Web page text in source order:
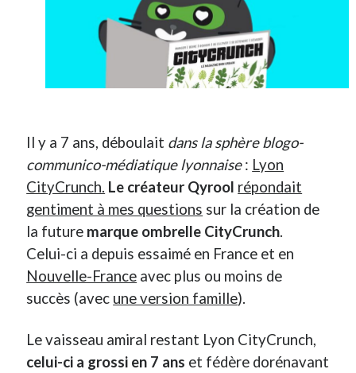
Derniers Commentaires
T’as vu quoi ? #52
dansC’était pas mieux avant… à Lyon
Renaud DucherdansComment j’ai opéré ma vélorution toute
personnelle
Commentaires récents
Entretien ménager dans
T’as vu quoi ? #52
C’était pas mieux avant… à Lyon
littleceltdansComment j’ai opéré ma vélorution toute personnelle
AnthonydansComment j’ai opéré ma vélorution toute personnelle
personnelle
Il y a 7 ans, déboulait dans la sphère blogo-
communico-médiatique lyonnaise: Lyon
CityCrunch. Le créateur Qyrool répondait
gentiment à mes questions sur la création de
la future marque ombrelle CityCrunch.
Celui-ci a depuis essaimé en France et en
Nouvelle-France avec plus ou moins de
succès (avec une version famille).
Le vaisseau amiral restant Lyon CityCrunch,
celui-ci a grossi en 7 ans et fédère dorénavant